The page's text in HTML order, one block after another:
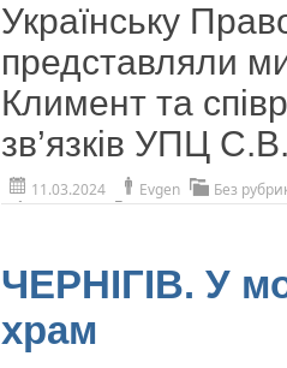
Українську
представляли
Климент та
зв’язків УПЦ
11.03.2024 Evgen Без
ЧЕРНІГІВ. У
храм